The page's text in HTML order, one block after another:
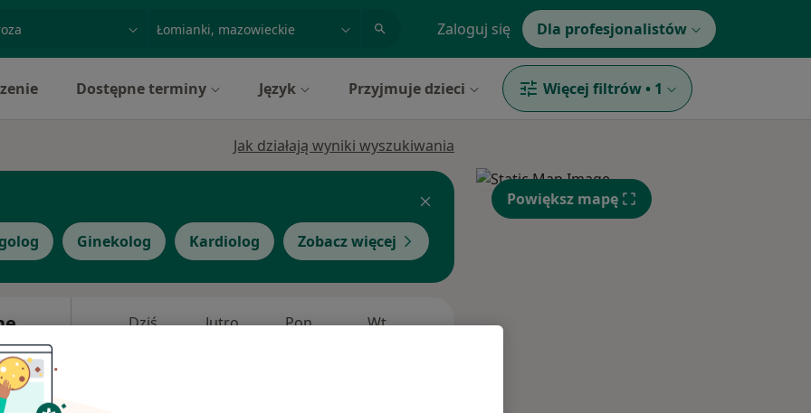
Zaloguj się Dla profesjonalistów
Dostępne terminy Język Przyjmuje dzieci Więcej filtrów • 1
Jak działają wyniki wyszukiwania
Ginekolog Kardiolog Zobacz więcej
Dziś Jutro Pon, Wt, Śr,
Powiększ mapę